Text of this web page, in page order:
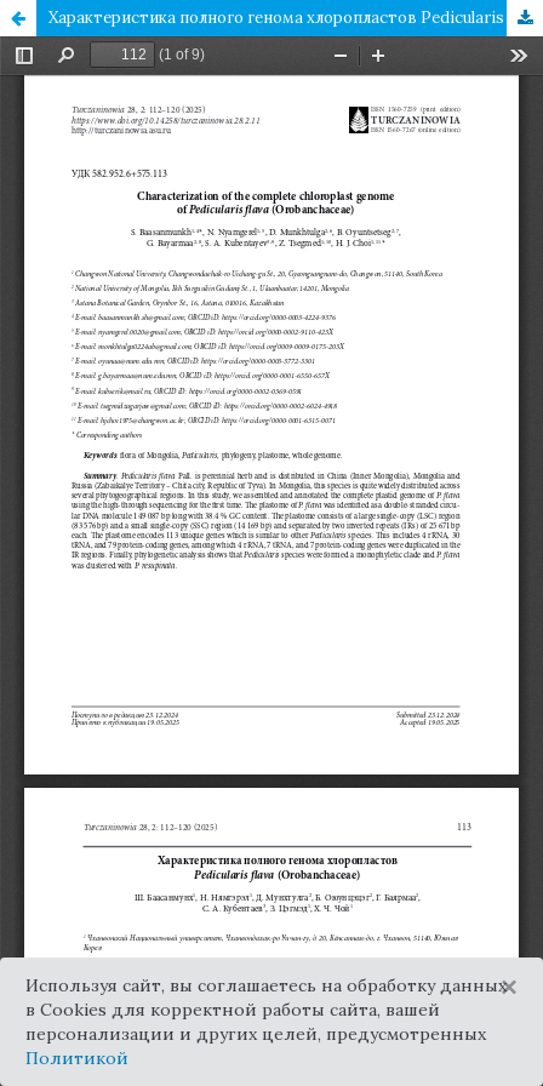
Характеристика полного генома хлоропластов Pedicularis flava (Orobanchaceae)
Используя сайт, вы соглашаетесь на обработку данных
в Cookies для корректной работы сайта, вашей
персонализации и других целей, предусмотренных
Политикой
×